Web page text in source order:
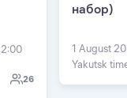
26
набор)
1 August
Yakutsk